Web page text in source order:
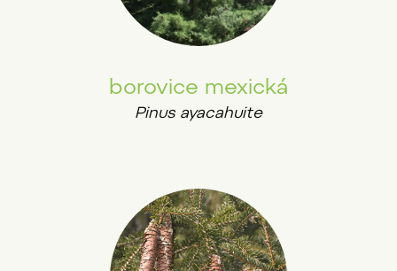
borovice mexická
Pinus ayacahuite